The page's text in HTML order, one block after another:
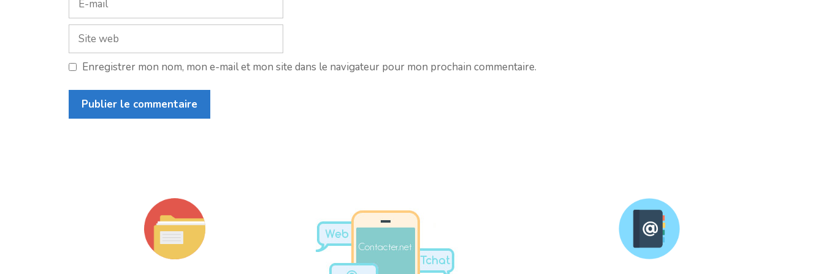
mail
Site
web
Enregistrer mon nom, mon e-mail et mon site dans le navigateur pour mon prochain commentaire.